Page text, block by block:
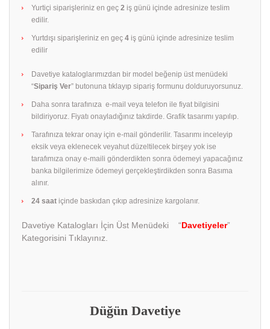
Yurtiçi siparişleriniz en geç 2 iş günü içinde adresinize teslim
edilir.
Yurtdışı siparişleriniz en geç 4 iş günü içinde adresinize teslim
edilir
Davetiye kataloglarımızdan bir model beğenip üst menüdeki
“Sipariş Ver” butonuna tıklayıp sipariş formunu dolduruyorsunuz.
Daha sonra tarafınıza e-mail veya telefon ile fiyat bilgisini
bildiriyoruz. Fiyatı onayladığınız takdirde. Grafik tasarımı yapılıp.
Tarafınıza tekrar onay için e-mail gönderilir. Tasarımı inceleyip
eksik veya eklenecek veyahut düzeltilecek birşey yok ise
tarafımıza onay e-maili gönderdikten sonra ödemeyi yapacağınız
banka bilgilerimize ödemeyi gerçekleştirdikden sonra Basıma
alınır.
24 saat içinde baskıdan çıkıp adresinize kargolanır.
Davetiye Katalogları İçin Üst Menüdeki “Davetiyeler”
Kategorisini Tıklayınız.
Düğün Davetiye